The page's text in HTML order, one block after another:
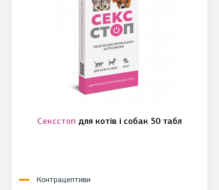
Сексстоп для котів і собак 50 табл
Контрацептиви